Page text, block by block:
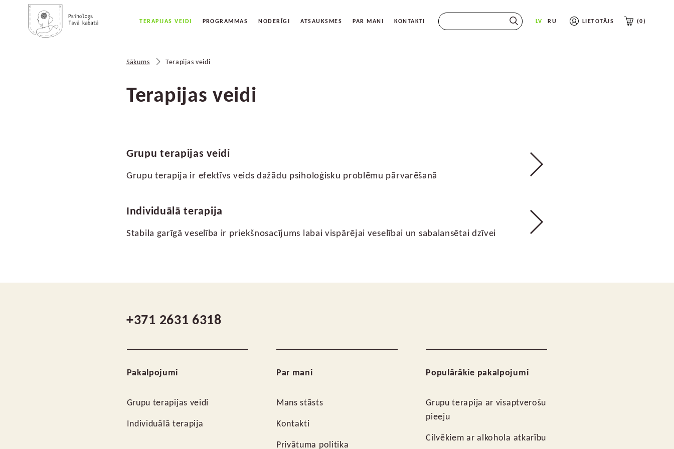
TERAPIJAS VEIDI PROGRAMMAS NODERĪGI ATSAUKSMES PAR MANI KONTAKTI {{search_label}} LV RU LIETOTĀJS 0
Sākums Terapijas veidi
Terapijas veidi
Grupu terapijas veidi
Grupu terapija ir efektīvs veids dažādu psiholoģisku problēmu pārvarēšanā
Individuālā terapija
Stabila garīgā veselība ir priekšnosacījums labai vispārējai veselībai un sabalansētai dzīvei
+371 2631 6318
Pakalpojumi
Grupu terapijas veidi
Individuālā terapija
Par mani
Mans stāsts
Kontakti
Privātuma politika
Populārākie pakalpojumi
Grupu terapija ar visaptverošu
pieeju
Cilvēkiem ar alkohola atkarību